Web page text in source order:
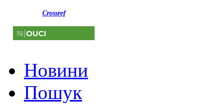
Crossref
Новини
Пошук